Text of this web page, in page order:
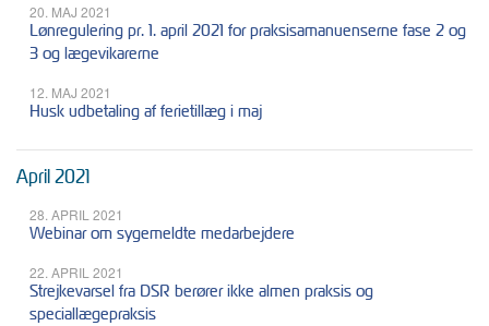
20. MAJ 2021
Lønregulering pr. 1. april 2021 for praksisamanuenserne fase 2 og
3 og lægevikarerne
12. MAJ 2021
Husk udbetaling af ferietillæg i maj
April 2021
28. APRIL 2021
Webinar om sygemeldte medarbejdere
22. APRIL 2021
Strejkevarsel fra DSR berører ikke almen praksis og
speciallægepraksis